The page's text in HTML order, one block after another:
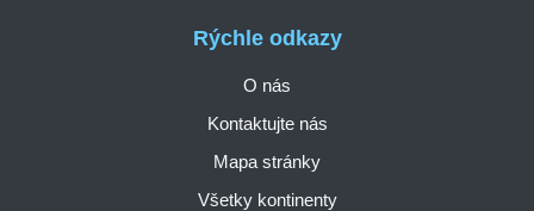
Rýchle odkazy
O nás
Kontaktujte nás
Mapa stránky
Všetky kontinenty